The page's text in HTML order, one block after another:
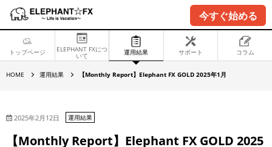
今すぐ始める
トップページ ELEPHANT FXにつ
いて 運用結果 サポート コラム
HOME
h
R
運用結果 【Monthly Report】Elephant FX GOLD 2025年1月
2025年2月12日 運用結果
【Monthly Report】Elephant FX GOLD 2025